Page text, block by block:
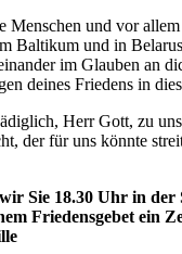
Menschen und vor allem
Baltikum und in
im Glauben an
deines Friedens in
Herr Gott, zu
der für uns könnte
Sie 18.30 Uhr in der
Friedensgebet ein